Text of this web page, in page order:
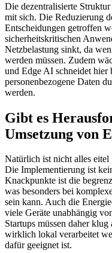
Die dezentralisierte
mit sich. Die Reduzierung
Entscheidungen getroffen
sicherheitskritischen
Netzbelastung sinkt, da
werden müssen. Zudem
und Edge AI schneidet hier
personenbezogene Daten
werden.
Gibt es
Umsetzung von
Natürlich ist nicht alles
Die Implementierung ist
Knackpunkte ist die
was besonders bei
sein kann. Auch die
viele Geräte unabhängig
Startups müssen daher
wirklich lokal verarbeitet
dafür geeignet ist.